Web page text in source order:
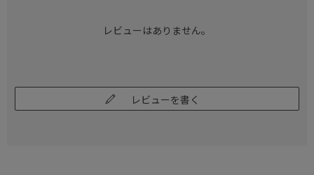
レビューはありません。
レビューを書く